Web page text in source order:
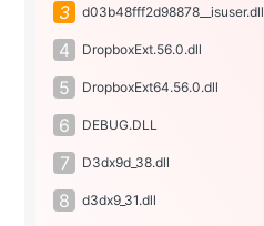
3 d03b48fff2d98878__isuser.dll
4 DropboxExt.56.0.dll
5 DropboxExt64.56.0.dll
6 DEBUG.DLL
7 D3dx9d_38.dll
8 d3dx9_31.dll